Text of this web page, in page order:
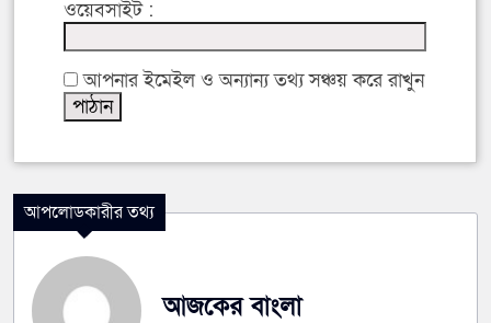
ওয়েবসাইট :
আপনার ইমেইল ও অন্যান্য তথ্য সঞ্চয় করে রাখুন
আপলোডকারীর তথ্য
আজকের বাংলা